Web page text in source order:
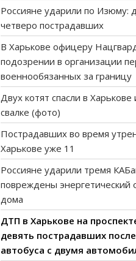
Россияне ударили по Изюму:
четверо пострадавших
В Харькове офицеру
подозрении в организации
военнообязанных за границу
Двух котят спасли в
свалке (фото)
Пострадавших во время
Харькове уже 11
Россияне ударили тремя
повреждены энергетический
дома
ДТП в Харькове на
девять пострадавших
автобуса с двумя